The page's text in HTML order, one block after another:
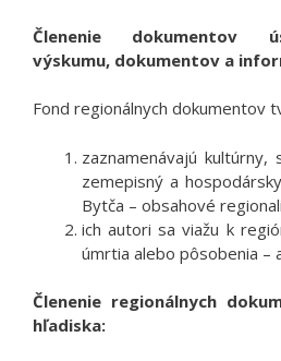
Členenie dokumentov
výskumu, dokumentov a
Fond regionálnych dokumentov
zaznamenávajú kultúrny,
zemepisný a
Bytča – obsahové
ich autori sa viažu k
úmrtia alebo pôsobenia –
Členenie regionálnych
hľadiska: